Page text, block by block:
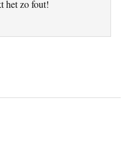
het zo fout!